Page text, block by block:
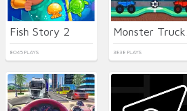
Fish Story 2
8045 PLAYS 3838 PLAYS